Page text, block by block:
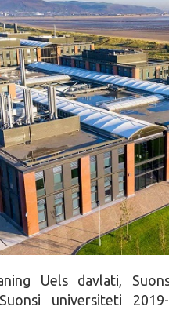
Uels davlati,
universiteti